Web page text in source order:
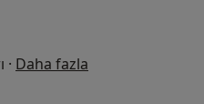
· Daha fazla